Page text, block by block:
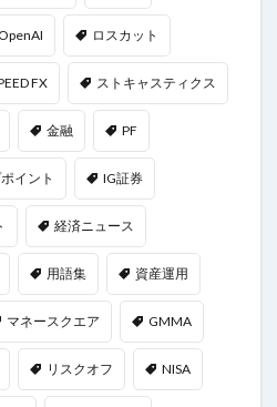
OpenAI ロスカット
FX ストキャスティクス
金融 PF
イント IG証券
経済ニュース
用語集 資産運用
マネースクエア GMMA
リスクオフ NISA